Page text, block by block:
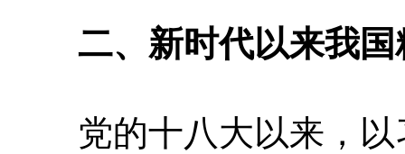
二、新时代以来我
党的十八大以来，以